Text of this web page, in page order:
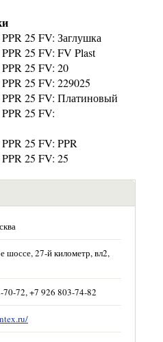
25 FV: Заглушка
25 FV: FV Plast
25 FV: 20
25 FV: 229025
25 FV: Платиновый
25 FV:
25 FV: PPR
25 FV: 25
шоссе, 27-й километр, вл2,
70-72, +7 926 803-74-82